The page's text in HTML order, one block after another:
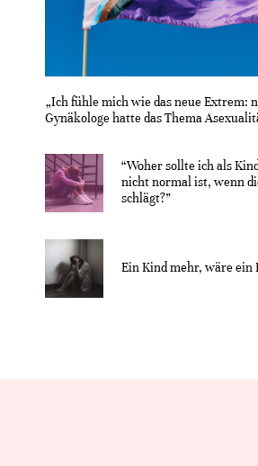
„Ich fühle mich wie das neue Extrem:
Gynäkologe hatte das Thema
“Woher sollte ich als
nicht normal ist, wenn
schlägt?”
Ein Kind mehr, wäre ein